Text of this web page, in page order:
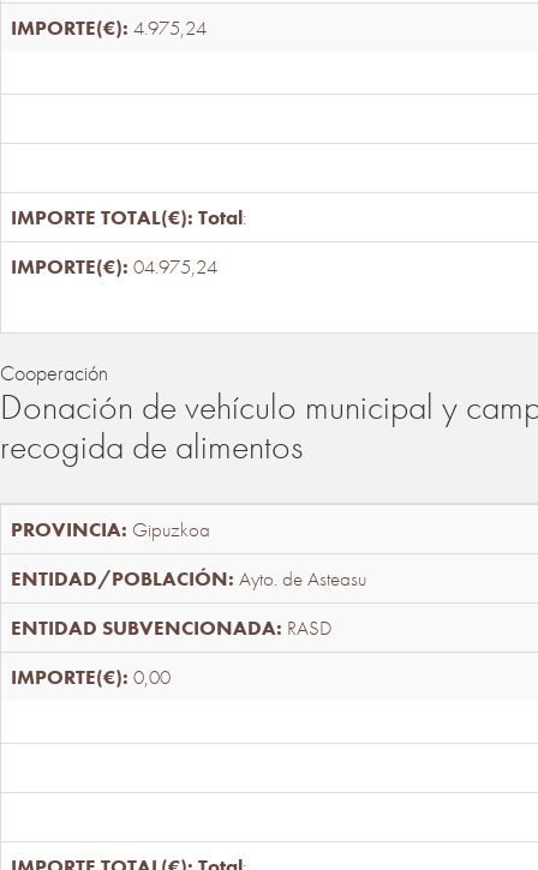
4.975,24
Total:
04.975,24
Cooperación
Donación de vehículo municipal y
recogida de alimentos
Gipuzkoa
Ayto. de Asteasu
RASD
0,00